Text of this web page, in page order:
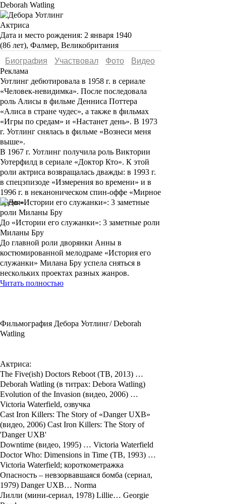
Deborah Watling
Актриса
Дата и место рождения: 2 января 1940
(86 лет), Фалмер, Великобритания
Биография
Участвовал Фото
Видеo
Реклама
Уотлинг дебютировала в 1958 г. в сериале
«Человек-невидимка». После последовала
роль Алисы в фильме Денниса Поттера
«Алиса в стране чудес», а также в фильмах
«Игры по средам» и «Настанет день». В 1973
г. Уотлинг снялась в фильме «Вознеси меня
выше».
В 1967 г. Уотлинг получила роль Виктории
Уотерфилд в сериале «Доктор Кто». К этой
роли актриса возвращалась дважды: в 1993 г.
в спецэпизоде «Измерения во времени» и в
1996 г. в неканоническом спин-оффе «Мирное
время».
До «Истории его служанки»: 3 заметные роли
Миланы Бру
До главной роли дворянки Анны в
костюмированной мелодраме «История его
служанки» Милана Бру успела сняться в
нескольких проектах разных жанров.
Читать полностью
Фильмография Дебора Уотлинг/ Deborah
Watling
Актриса:
The Five(ish) Doctors Reboot (ТВ, 2013) …
Deborah Watling (в титрах: Debora Watling)
Evolution of the Invasion (видео, 2006) …
Victoria Waterfield, озвучка
Cast Iron Killers: The Story of «Danger UXB»
(видео, 2006) Cast Iron Killers: The Story of
'Danger UXB'
Downtime (видео, 1995) … Victoria Waterfield
Doctor Who: Dimensions in Time (ТВ, 1993) …
Victoria Waterfield; короткометражка
Опасность – невзорвавшаяся бомба (сериал,
1979) Danger UXB… Norma
Лилли (мини-сериал, 1978) Lillie… Georgie